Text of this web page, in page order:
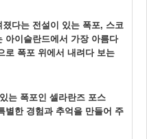
다는 전설이 있는 폭포, 스코
아이슬란드에서 가장 아름다
로 폭포 위에서 내려다 보는
는 폭포인 셀라란즈 포스
한 경험과 추억을 만들어 주